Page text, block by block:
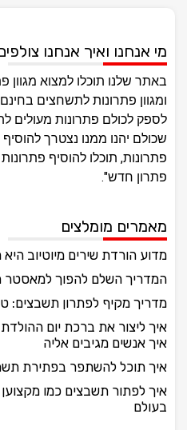
מי אנחנו ואיך אנחנו
באתר שלנו תוכלו למצוא מגוון
ומגוון פתרונות לתשחצים
לספק לכולם פתרונות מעולים
שכולם יהנו ממנו נצטרך להוסיף
פתרונות, תוכלו להוסיף
פתרון חדש".
מאמרים מומלצים
מדוע הורדת שירים מיוטיוב
המדריך השלם להפוך למאסטר
מדריך מקיף לפתרון תשבצים:
איך ליצור את ברכת יום
איך אנשים מגיבים אליה
איך תוכל להשתפר בפתירת
איך לפתור תשבצים כמו
בעולם